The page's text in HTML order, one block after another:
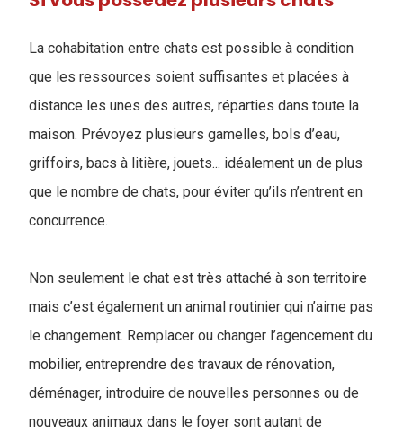
La cohabitation entre chats est possible à condition
que les ressources soient suffisantes et placées à
distance les unes des autres, réparties dans toute la
maison. Prévoyez plusieurs gamelles, bols d’eau,
griffoirs, bacs à litière, jouets... idéalement un de plus
que le nombre de chats, pour éviter qu’ils n’entrent en
concurrence.
Non seulement le chat est très attaché à son territoire
mais c’est également un animal routinier qui n’aime pas
le changement. Remplacer ou changer l’agencement du
mobilier, entreprendre des travaux de rénovation,
déménager, introduire de nouvelles personnes ou de
nouveaux animaux dans le foyer sont autant de